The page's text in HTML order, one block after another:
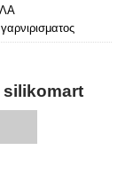
silikomart